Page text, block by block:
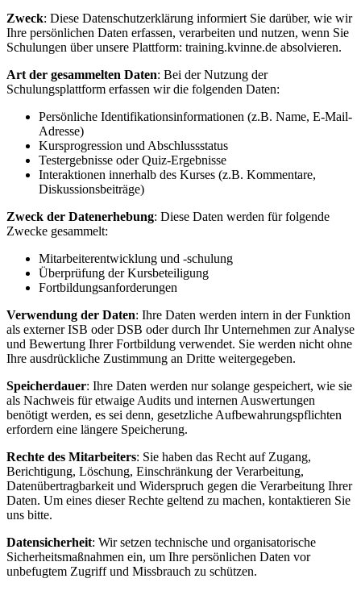
Zweck: Diese Datenschutzerklärung informiert Sie darüber, wie wir
Ihre persönlichen Daten erfassen, verarbeiten und nutzen, wenn Sie
Schulungen über unsere Plattform: training.kvinne.de absolvieren.
Art der gesammelten Daten: Bei der Nutzung der
Schulungsplattform erfassen wir die folgenden Daten:
Persönliche Identifikationsinformationen (z.B. Name, E-Mail-
Adresse)
Kursprogression und Abschlussstatus
Testergebnisse oder Quiz-Ergebnisse
Interaktionen innerhalb des Kurses (z.B. Kommentare,
Diskussionsbeiträge)
Zweck der Datenerhebung: Diese Daten werden für folgende
Zwecke gesammelt:
Mitarbeiterentwicklung und -schulung
Überprüfung der Kursbeteiligung
Fortbildungsanforderungen
Verwendung der Daten: Ihre Daten werden intern in der Funktion
als externer ISB oder DSB oder durch Ihr Unternehmen zur Analyse
und Bewertung Ihrer Fortbildung verwendet. Sie werden nicht ohne
Ihre ausdrückliche Zustimmung an Dritte weitergegeben.
Speicherdauer: Ihre Daten werden nur solange gespeichert, wie sie
als Nachweis für etwaige Audits und internen Auswertungen
benötigt werden, es sei denn, gesetzliche Aufbewahrungspflichten
erfordern eine längere Speicherung.
Rechte des Mitarbeiters: Sie haben das Recht auf Zugang,
Berichtigung, Löschung, Einschränkung der Verarbeitung,
Datenübertragbarkeit und Widerspruch gegen die Verarbeitung Ihrer
Daten. Um eines dieser Rechte geltend zu machen, kontaktieren Sie
uns bitte.
Datensicherheit: Wir setzen technische und organisatorische
Sicherheitsmaßnahmen ein, um Ihre persönlichen Daten vor
unbefugtem Zugriff und Missbrauch zu schützen.